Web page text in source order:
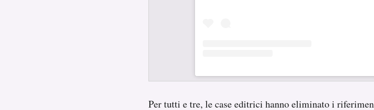
Per tutti e tre, le case editrici hanno eliminato i